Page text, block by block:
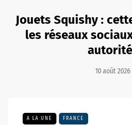
Jouets Squishy :
les réseaux
10 août 2026
A LA UNE FRANCE